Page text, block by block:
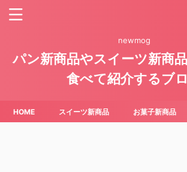
newmog
パン新商品やスイーツ新商
食べて紹介するブ
HOME スイーツ新商品 お菓子新商品